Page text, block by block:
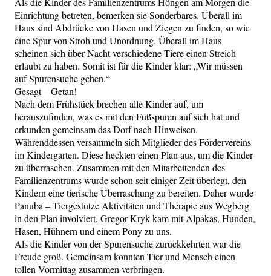
Einrichtung betreten, bemerken sie Sonderbares. Überall im
Haus sind Abdrücke von Hasen und Ziegen zu finden, so wie
eine Spur von Stroh und Unordnung. Überall im Haus
scheinen sich über Nacht verschiedene Tiere einen Streich
erlaubt zu haben. Somit ist für die Kinder klar: „Wir müssen
auf Spurensuche gehen.“
Gesagt – Getan!
Nach dem Frühstück brechen alle Kinder auf, um
herauszufinden, was es mit den Fußspuren auf sich hat und
erkunden gemeinsam das Dorf nach Hinweisen.
Währenddessen versammeln sich Mitglieder des Fördervereins
im Kindergarten. Diese heckten einen Plan aus, um die Kinder
zu überraschen. Zusammen mit den Mitarbeitenden des
Familienzentrums wurde schon seit einiger Zeit überlegt, den
Kindern eine tierische Überraschung zu bereiten. Daher wurde
Panuba – Tiergestütze Aktivitäten und Therapie aus Wegberg
in den Plan involviert. Gregor Kryk kam mit Alpakas, Hunden,
Hasen, Hühnern und einem Pony zu uns.
Als die Kinder von der Spurensuche zurückkehrten war die
Freude groß. Gemeinsam konnten Tier und Mensch einen
tollen Vormittag zusammen verbringen.